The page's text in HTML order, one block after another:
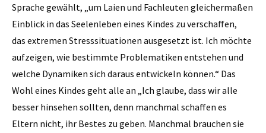
Sprache gewählt, „um ­Laien und Fachleuten gleichermaßen
Einblick in das Seelenleben eines Kindes zu verschaffen,
das ­extremen Stresssituationen ausgesetzt ist. Ich möchte
aufzeigen, wie bestimmte Problematiken entstehen und
welche Dynamiken sich daraus entwickeln können.“ Das
Wohl eines Kindes geht alle an „Ich glaube, dass wir alle
besser hinsehen sollten, denn manchmal schaffen es
Eltern nicht, ihr Bestes zu geben. Manchmal brauchen sie